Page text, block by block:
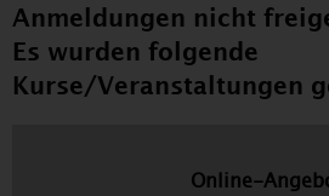
Anmeldungen nicht
Es wurden folgende
Kurse/Veranstaltungen
Online-